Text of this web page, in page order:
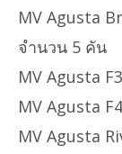
MV Agusta
จำนวน 5 คัน
MV Agusta
MV Agusta
MV Agusta